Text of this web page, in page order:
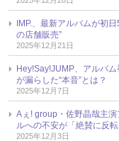
IMP.、最新アルバムが初
の店舗販売”
2025年12月21日
Hey!Say!JUMP、アルバ
が漏らした“本音”とは？
2025年12月7日
Aぇ! group・佐野晶哉主
ルへの不安が「絶賛に反
2025年12月3日